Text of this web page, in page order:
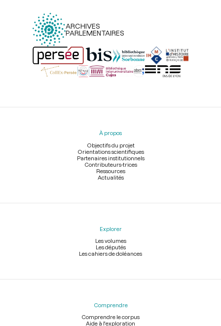
ARCHIVES
PARLEMENTAIRES
Menu
À propos
Objectifs du projet
Orientations scientifiques
Partenaires institutionnels
Contributeurs-trices
Ressources
Actualités
Explorer
Les volumes
Les députés
Les cahiers de doléances
Comprendre
Comprendre le corpus
Aide à l'exploration